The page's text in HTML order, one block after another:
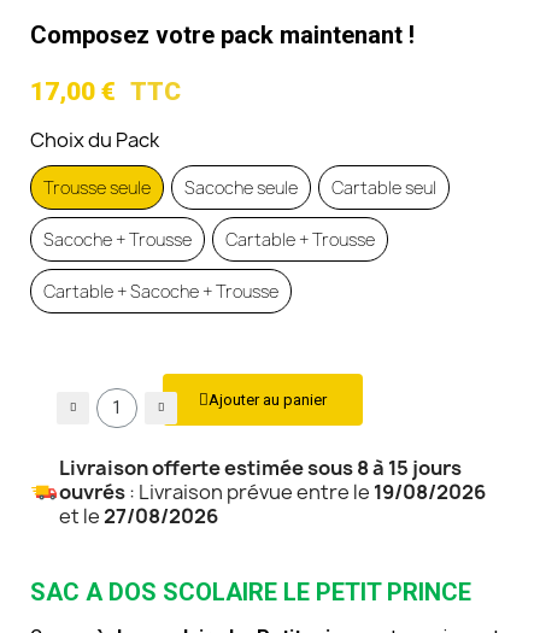
Composez votre pack maintenant !
17,00 € TTC
Choix du Pack
Trousse seule Sacoche seule Cartable seul
Sacoche + Trousse Cartable + Trousse
Cartable + Sacoche + Trousse
Ajouter au panier
Livraison offerte estimée sous 8 à 15 jours
ouvrés: Livraison prévue entre le 19/08/2026
et le27/08/2026
SAC A DOS SCOLAIRE LE PETIT PRINCE